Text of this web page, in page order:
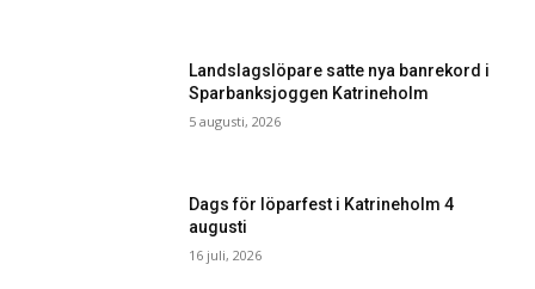
Landslagslöpare satte nya banrekord i
Sparbanksjoggen Katrineholm
5 augusti, 2026
Dags för löparfest i Katrineholm 4
augusti
16 juli, 2026